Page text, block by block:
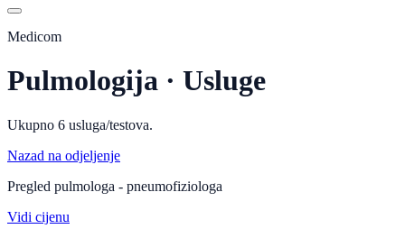
Medicom
Pulmologija · Usluge
Ukupno 6 usluga/testova.
Nazad na odjeljenje
Pregled pulmologa - pneumofiziologa
Vidi cijenu